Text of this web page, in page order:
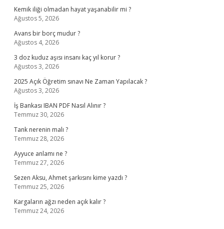
Kemik iliği olmadan hayat yaşanabilir mi ?
Ağustos 5, 2026
Avans bir borç mudur ?
Ağustos 4, 2026
3 doz kuduz aşısı insanı kaç yıl korur ?
Ağustos 3, 2026
2025 Açık Öğretim sınavı Ne Zaman Yapılacak ?
Ağustos 3, 2026
İş Bankası IBAN PDF Nasıl Alınır ?
Temmuz 30, 2026
Tank nerenin malı ?
Temmuz 28, 2026
Ayyuce anlamı ne ?
Temmuz 27, 2026
Sezen Aksu, Ahmet şarkısını kime yazdı ?
Temmuz 25, 2026
Kargaların ağzı neden açık kalır ?
Temmuz 24, 2026